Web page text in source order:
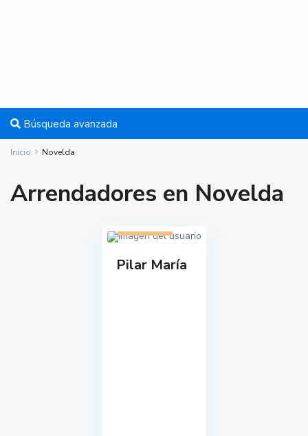
Búsqueda avanzada
Inicio Novelda
Arrendadores en Novelda
Pilar María